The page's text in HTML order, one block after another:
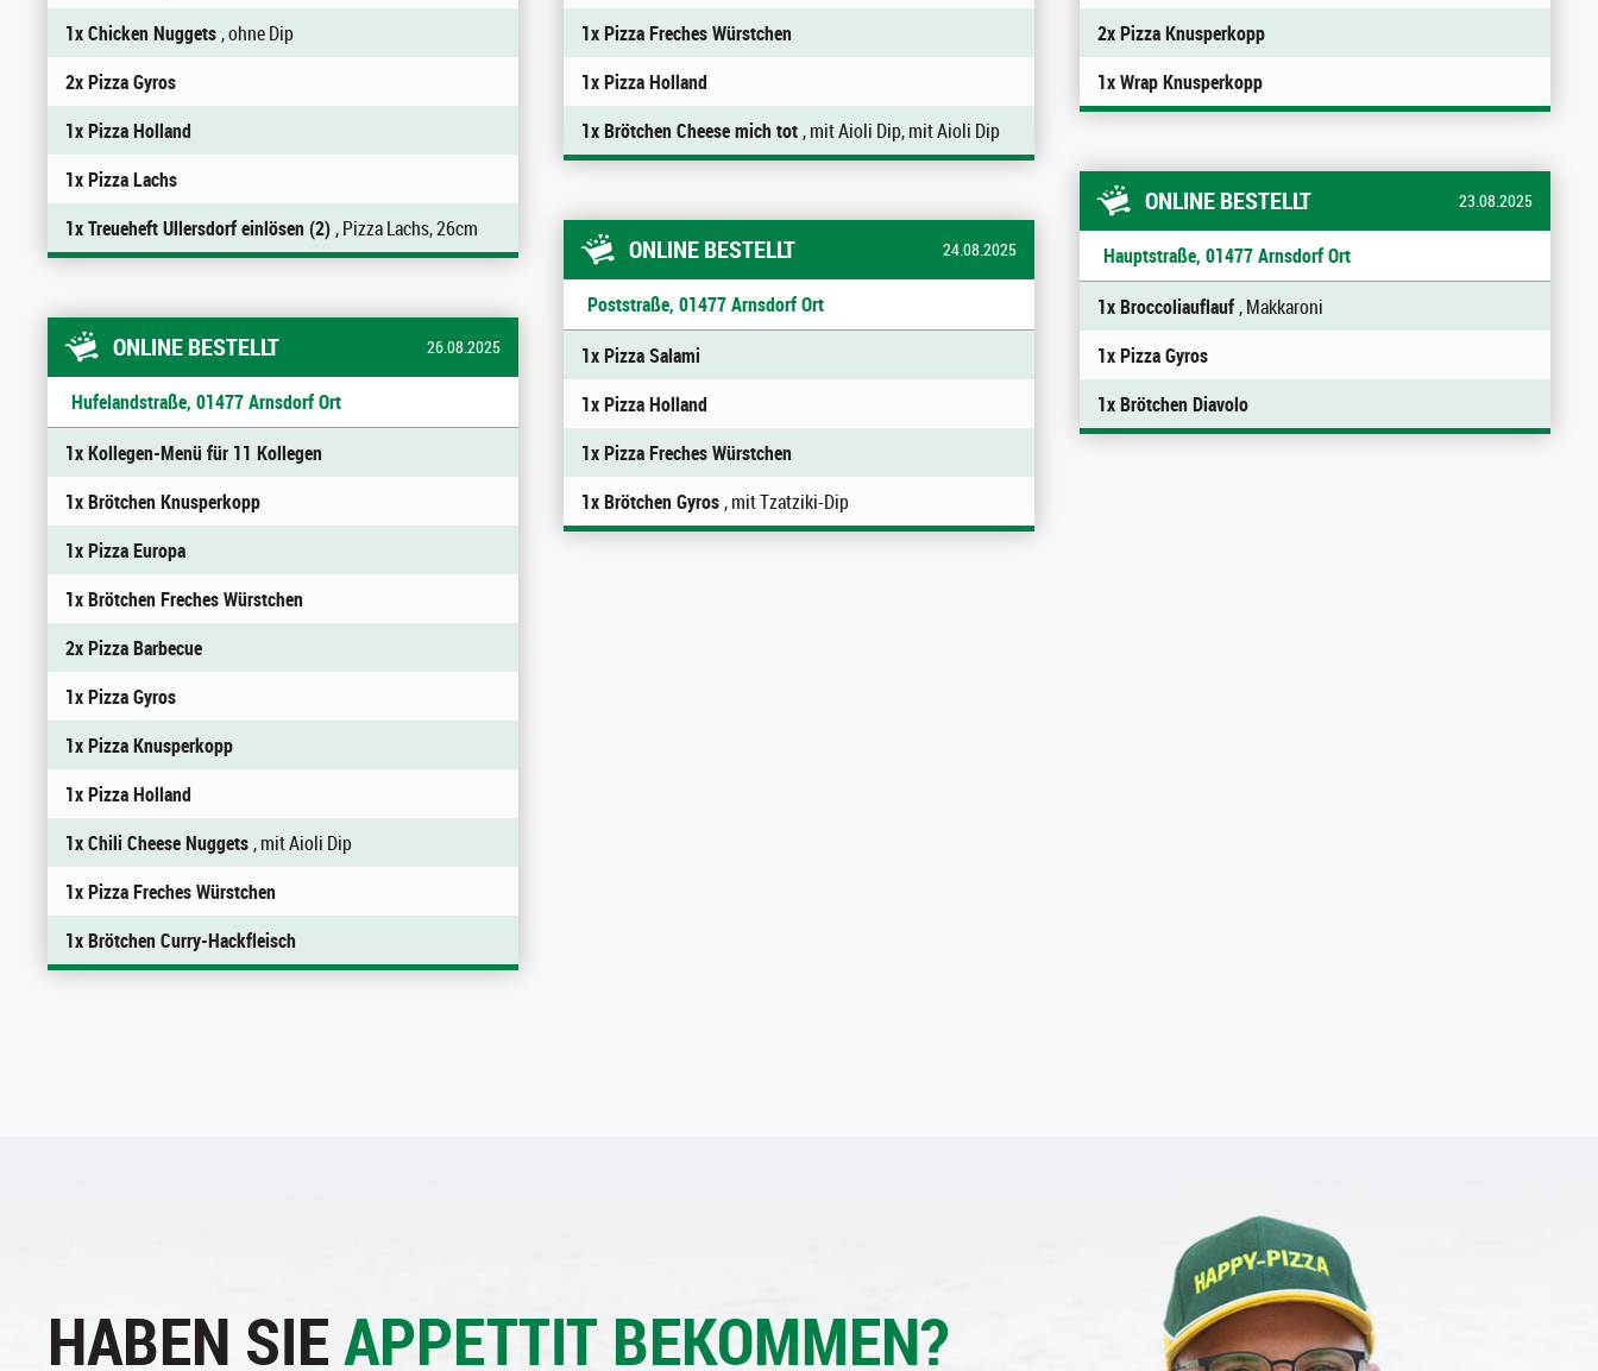
1x Chicken Nuggets, ohne Dip
2x Pizza Gyros
1x Pizza Holland
1x Pizza Lachs
1x Treueheft Ullersdorf einlösen (2), Pizza Lachs, 26cm
ONLINE BESTELLT 26.08.2025
Hufelandstraße, 01477 Arnsdorf Ort
1x Kollegen-Menü für 11 Kollegen
1x Brötchen Knusperkopp
1x Pizza Europa
1x Brötchen Freches Würstchen
2x Pizza Barbecue
1x Pizza Gyros
1x Pizza Knusperkopp
1x Pizza Holland
1x Chili Cheese Nuggets, mit Aioli Dip
1x Pizza Freches Würstchen
1x Brötchen Curry-Hackfleisch
1x Pizza Freches Würstchen
1x Pizza Holland
1x Brötchen Cheese mich tot, mit Aioli Dip, mit Aioli Dip
ONLINE BESTELLT 24.08.2025
Poststraße, 01477 Arnsdorf Ort
1x Pizza Salami
1x Pizza Holland
1x Pizza Freches Würstchen
1x Brötchen Gyros, mit Tzatziki-Dip
2x Pizza Knusperkopp
1x Wrap Knusperkopp
ONLINE BESTELLT 23.08.2025
Hauptstraße, 01477 Arnsdorf Ort
1x Broccoliauflauf, Makkaroni
1x Pizza Gyros
1x Brötchen Diavolo
HABEN SIEAPPETTIT BEKOMMEN?